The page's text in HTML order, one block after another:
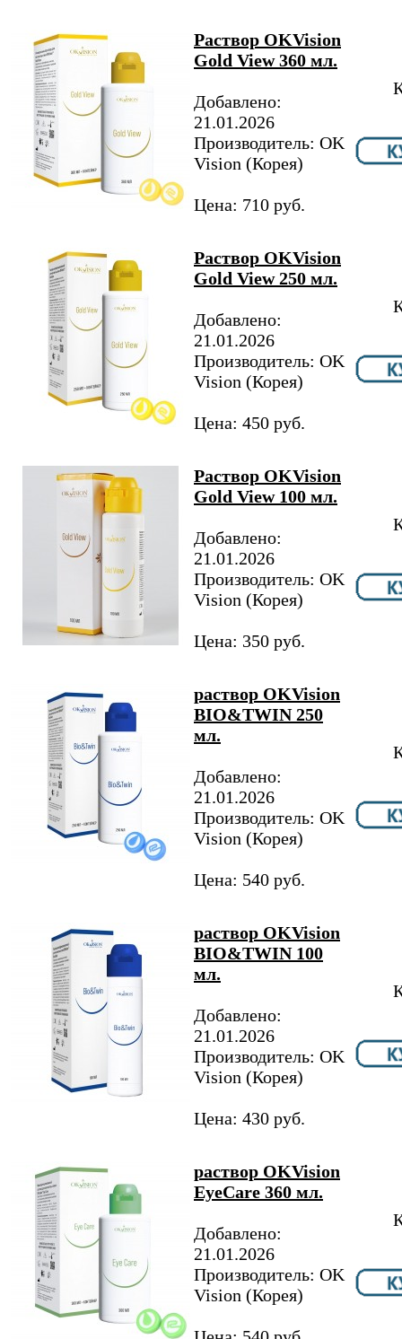
Раствор OKVision
Gold View 360 мл.
Добавлено:
21.01.2026
Производитель: OK
Vision (Корея)
Цена: 710 руб.
Раствор OKVision
Gold View 250 мл.
Добавлено:
21.01.2026
Производитель: OK
Vision (Корея)
Цена: 450 руб.
Раствор OKVision
Gold View 100 мл.
Добавлено:
21.01.2026
Производитель: OK
Vision (Корея)
Цена: 350 руб.
раствор OKVision
BIO&TWIN 250
мл.
Добавлено:
21.01.2026
Производитель: OK
Vision (Корея)
Цена: 540 руб.
раствор OKVision
BIO&TWIN 100
мл.
Добавлено:
21.01.2026
Производитель: OK
Vision (Корея)
Цена: 430 руб.
раствор OKVision
EyeCare 360 мл.
Добавлено:
21.01.2026
Производитель: OK
Vision (Корея)